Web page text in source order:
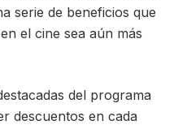
serie de beneficios que
el cine sea aún más
del programa
descuentos en cada